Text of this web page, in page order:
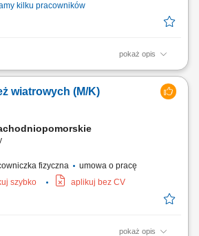
kilku pracowników
pokaż opis
prostych prac produkcyjnych przy
i układanie produktów. Wsparcie procesu
pomocniczych. Kontrola wizualna jakości
na stanowisku pracy.
wiatrowych (M/K)
fizyczna
umowa o pracę
szybko aplikuj bez CV
pokaż opis